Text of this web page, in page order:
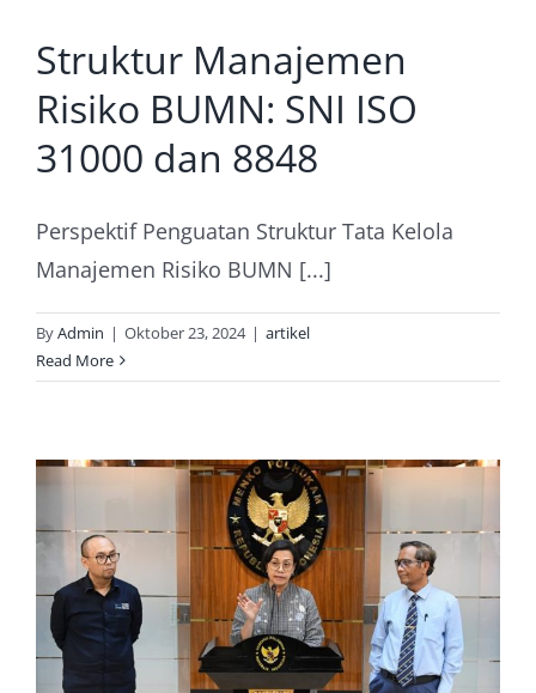
Struktur Manajemen
Risiko BUMN: SNI ISO
31000 dan 8848
Perspektif Penguatan Struktur Tata Kelola
Manajemen Risiko BUMN [...]
ByAdmin | Oktober 23, 2024 | artikel
Read More